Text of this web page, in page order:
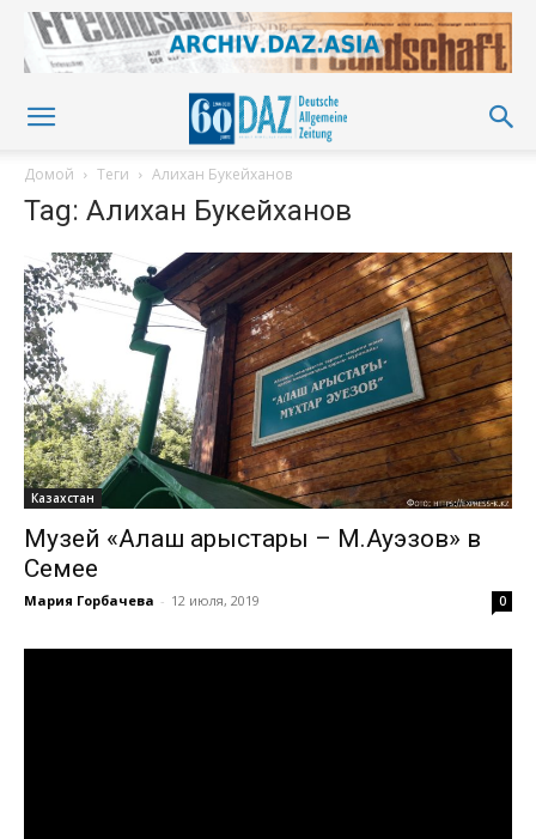
Домой Теги Алихан Букейханов
Tag: Алихан Букейханов
Казахстан
Музей «Алаш арыстары – М.Ауэзов» в
Семее
Мария Горбачева - 12 июля, 2019 0